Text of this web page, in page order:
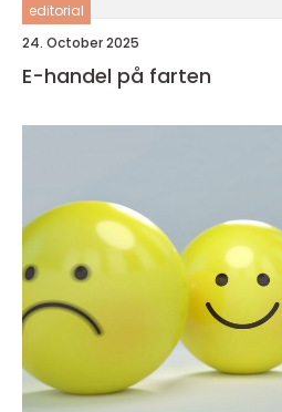
editorial
24. October 2025
E-handel på farten